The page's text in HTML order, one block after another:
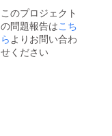
コンセ
プト、
3000円
以内の
ランチ
このプロジェクト
の問題報告はこち
らよりお問い合わ
せください